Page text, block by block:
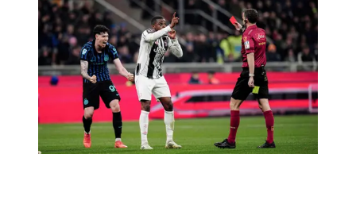
Pierre Kalulu dari Juventus bereaksi setelah mendapat
kartu merah selama pertandingan Serie A antara Inter
Milan dan Juventus, Minggu (15-2-2026) dini hari WIB
di Milan, Italia. (Marco Alpozzi/LaPresse via AP)